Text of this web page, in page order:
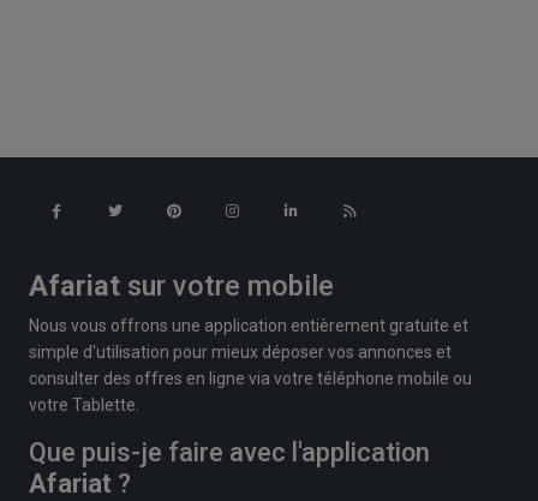
Afariat sur votre mobile
Nous vous offrons une application entièrement gratuite et
simple d'utilisation pour mieux déposer vos annonces et
consulter des offres en ligne via votre téléphone mobile ou
votre Tablette.
Que puis-je faire avec l'application
Afariat ?